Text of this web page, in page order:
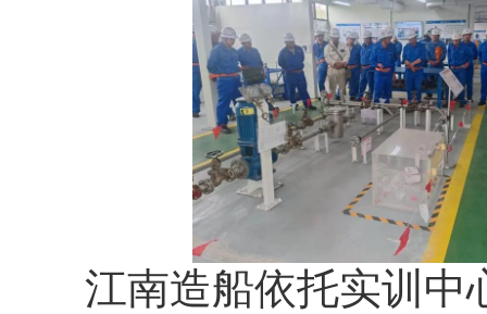
江南造船依托实训中